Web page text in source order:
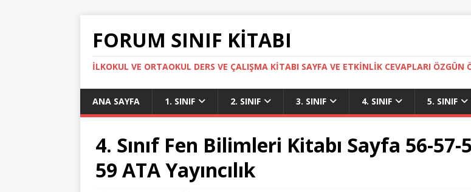
FORUM SINIF KITABI
İLKOKUL VE ORTAOKUL DERS VE ÇALIŞMA KITABI SAYFA VE ETKINLIK CEVAPLARI ÖZGÜN
ANA SAYFA 1. SINIF 2. SINIF 3. SINIF 4. SINIF 5. SINIF
4. Sınıf Fen Bilimleri Kitabı Sayfa 56-57-
59 ATA Yayıncılık